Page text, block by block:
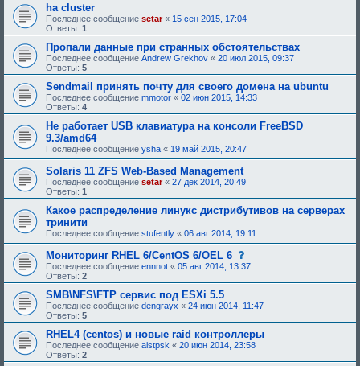
р
и
я
ha cluster
Последнее сообщение setar« 15 сен 2015, 17:04
Ответы: 1
Пропали данные при странных обстоятельствах
Последнее сообщение Andrew Grekhov « 20 июл 2015, 09:37
Ответы: 5
Sendmail принять почту для своего домена на ubuntu
Последнее сообщение mmotor « 02 июн 2015, 14:33
Ответы: 4
Не работает USB клавиатура на консоли FreeBSD
9.3/amd64
Последнее сообщение ysha « 19 май 2015, 20:47
Solaris 11 ZFS Web-Based Management
Последнее сообщение setar« 27 дек 2014, 20:49
Ответы: 1
Какое распределение линукс дистрибутивов на серверах
тринити
Последнее сообщение stufently « 06 авг 2014, 19:11
Мониторинг RHEL 6/CentOS 6/OEL 6
о
б
е
н
и
е
,
т
р
Последнее сообщение ennnot « 05 авг 2014, 13:37
Ответы: 2
SMB\NFS\FTP сервис под ESXi 5.5
Последнее сообщение dengrayx « 24 июн 2014, 11:47
Ответы: 5
RHEL4 (centos) и новые raid контроллеры
Последнее сообщение aistpsk « 20 июн 2014, 23:58
Ответы: 2